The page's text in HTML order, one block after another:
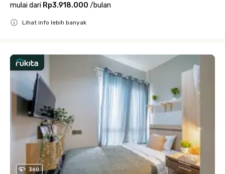
mulai dari Rp3.918.000 /bulan
Lihat info lebih banyak
360